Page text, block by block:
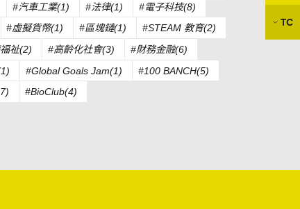
TC
#汽車工業(1) #法律(1)
#電子科技(8)
#虛擬貨幣(1) #區塊鏈(1)
#STEAM 教育(2)
祉(2) #高齡化社會(3)
#財務金融(6)
#Global Goals Jam(1)
#100 BANCH(5)
#BioClub(4)